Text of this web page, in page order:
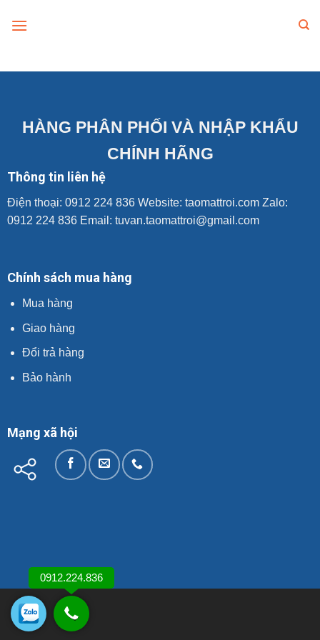
HÀNG PHÂN PHỐI VÀ NHẬP KHẨU
CHÍNH HÃNG
Thông tin liên hệ
Điện thoại: 0912 224 836 Website: taomattroi.com Zalo:
0912 224 836 Email: tuvan.taomattroi@gmail.com
Chính sách mua hàng
Mua hàng
Giao hàng
Đổi trả hàng
Bảo hành
Mạng xã hội
0912.224.836